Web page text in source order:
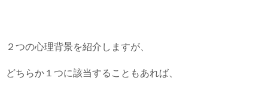
２つの心理背景を紹介しますが、
どちらか１つに該当することもあれば、